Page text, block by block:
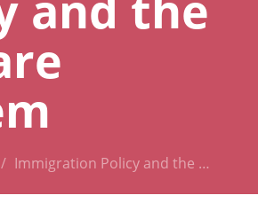
Immigration Policy and the …